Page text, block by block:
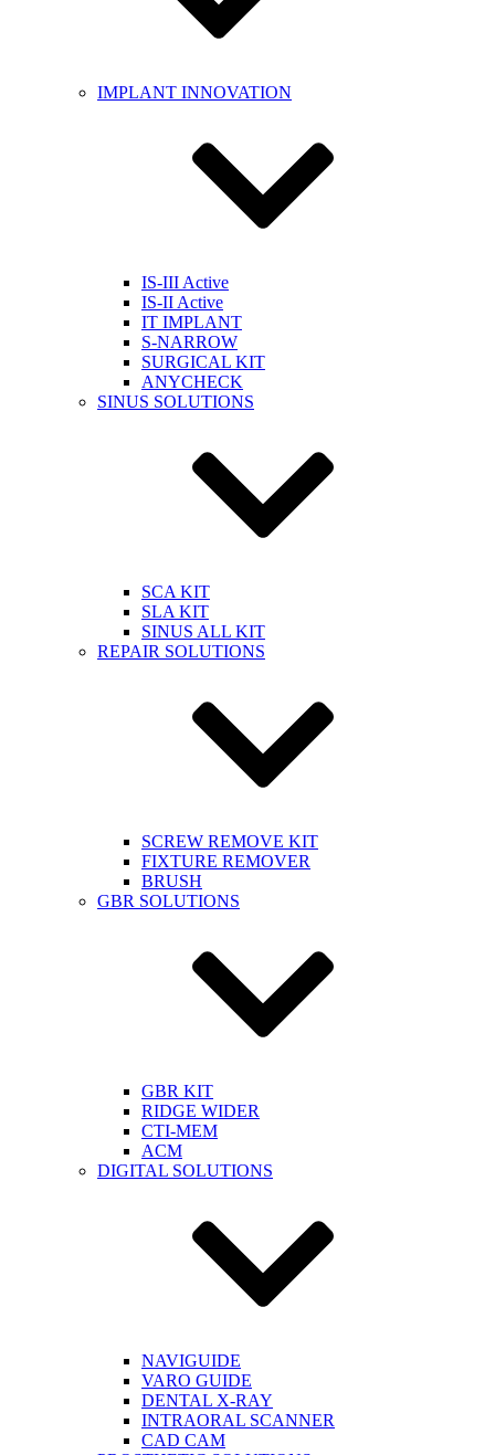
IMPLANT INNOVATION
IS-III Active
IS-II Active
IT IMPLANT
S-NARROW
SURGICAL KIT
ANYCHECK
SINUS SOLUTIONS
SCA KIT
SLA KIT
SINUS ALL KIT
REPAIR SOLUTIONS
SCREW REMOVE KIT
FIXTURE REMOVER
BRUSH​
GBR SOLUTIONS
GBR KIT
RIDGE WIDER
CTI-MEM
ACM
DIGITAL SOLUTIONS
NAVIGUIDE
VARO GUIDE
DENTAL X-RAY
INTRAORAL SCANNER
CAD CAM